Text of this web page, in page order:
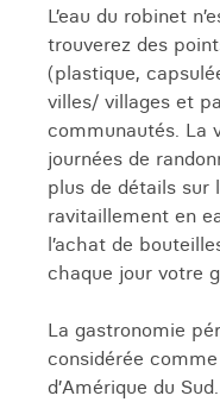
L’eau du robinet
trouverez des
(plastique,
villes/ villages et
communautés. La
journées de
plus de détails sur
ravitaillement en
l’achat de
chaque jour votre
La gastronomie
considérée comme
d’Amérique du